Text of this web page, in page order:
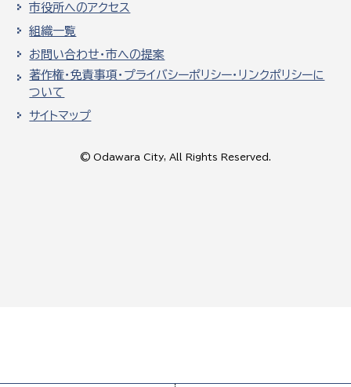
市役所へのアクセス
組織一覧
お問い合わせ・市への提案
著作権・免責事項・プライバシーポリシー・リンクポリシーに
ついて
サイトマップ
© Odawara City, All Rights Reserved.